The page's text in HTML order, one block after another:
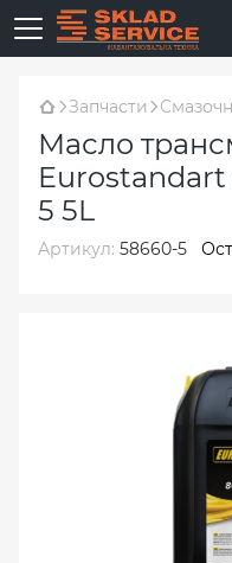
Запчасти
Масло
Eurostandart
5 5L
Артикул: 58660-5